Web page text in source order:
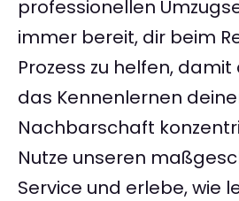
professionellen
immer bereit, dir beim
Prozess zu helfen,
das Kennenlernen
Nachbarschaft
Nutze unseren
Service und erlebe, wie